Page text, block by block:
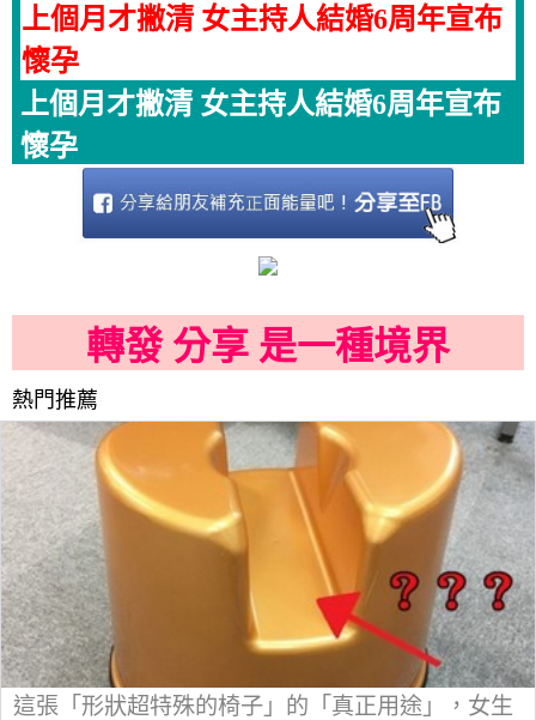
上個月才撇清 女主持人結婚6周年宣布
懷孕
上個月才撇清 女主持人結婚6周年宣布
懷孕
轉發 分享 是一種境界
熱門推薦
這張「形狀超特殊的椅子」的「真正用途」，女生